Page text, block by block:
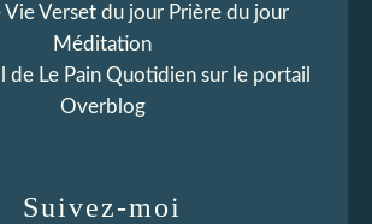
Vie Verset du jour Prière du jour
Méditation
de Le Pain Quotidiensur le portail
Overblog
Suivez-moi